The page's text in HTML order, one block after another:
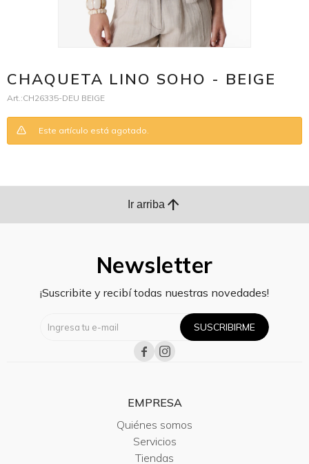
CHAQUETA LINO SOHO - BEIGE
CH26335-DEU BEIGE
Este artículo está agotado.
Ir arriba arrow_upward
Newsletter
¡Suscribite y recibí todas nuestras novedades!
SUSCRIBIRME
 
EMPRESA
Quiénes somos
Servicios
Tiendas